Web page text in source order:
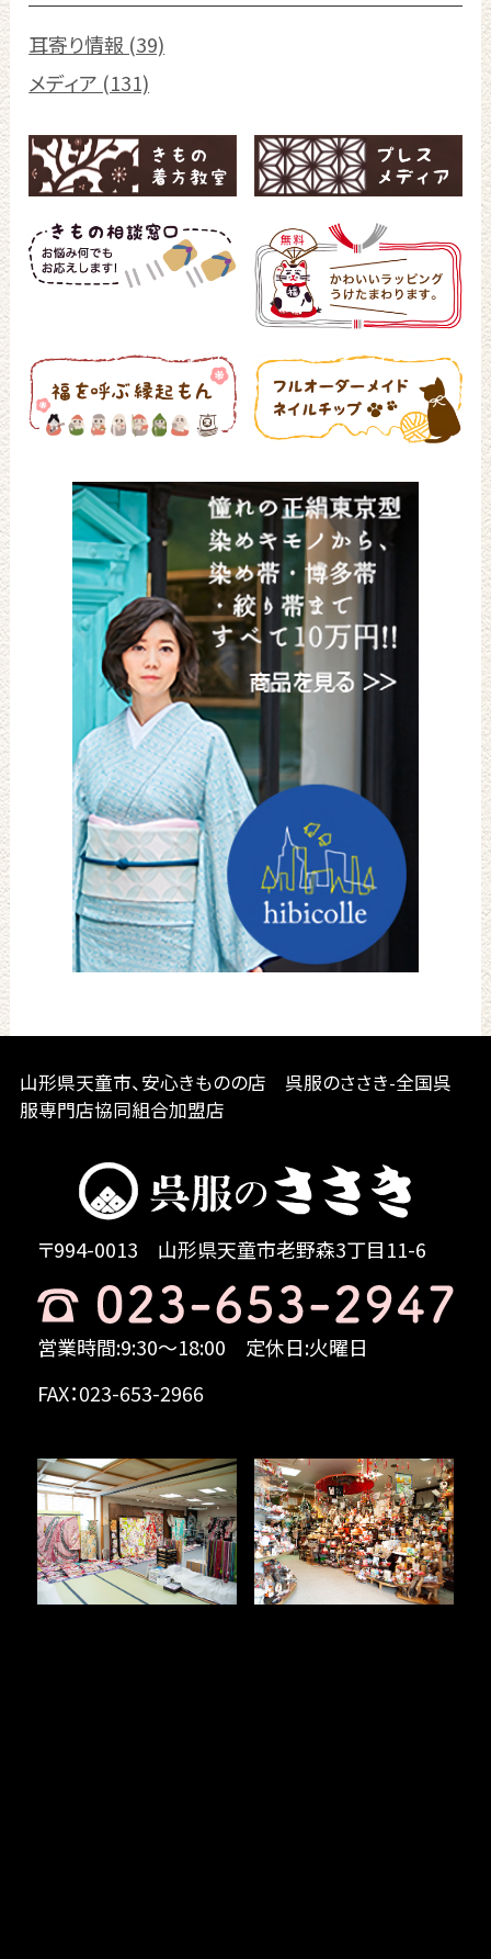
耳寄り情報 (39)
メディア (131)
山形県天童市、安心きものの店 呉服のささき-全国呉
服専門店協同組合加盟店
〒994-0013 山形県天童市老野森3丁目11-6
営業時間:9:30～18:00
定休日:火曜日
FAX：023-653-2966